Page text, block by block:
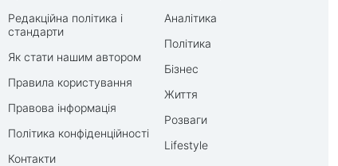
Редакційна політика і
стандарти
Як стати нашим автором
Правила користування
Правова інформація
Політика конфіденційності
Контакти
Аналітика
Політика
Бізнес
Життя
Розваги
Lifestyle